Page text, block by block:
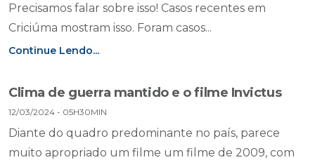
Precisamos falar sobre isso! Casos recentes em
Criciúma mostram isso. Foram casos...
Continue Lendo...
Clima de guerra mantido e o filme Invictus
12/03/2024 - 05H30MIN
Diante do quadro predominante no país, parece
muito apropriado um filme um filme de 2009, com